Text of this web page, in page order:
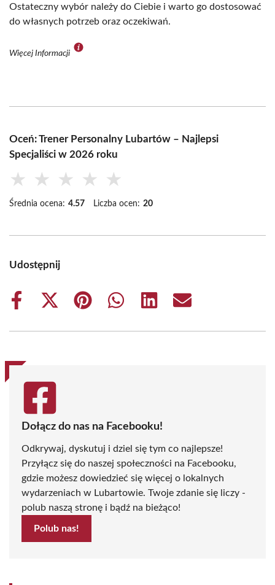
Ostateczny wybór należy do Ciebie i warto go dostosować
do własnych potrzeb oraz oczekiwań.
Więcej Informacji
Oceń: Trener Personalny Lubartów – Najlepsi
Specjaliści w 2026 roku
★ ★ ★ ★ ★
Średnia ocena: 4.57 Liczba ocen: 20
Udostępnij
Share
Share
(Twitter)
Share
Share
Share
Share
Dołącz do nas na Facebooku!
Odkrywaj, dyskutuj i dziel się tym co najlepsze!
Przyłącz się do naszej społeczności na Facebooku,
gdzie możesz dowiedzieć się więcej o lokalnych
wydarzeniach w Lubartowie. Twoje zdanie się liczy -
polub naszą stronę i bądź na bieżąco!
Polub nas!